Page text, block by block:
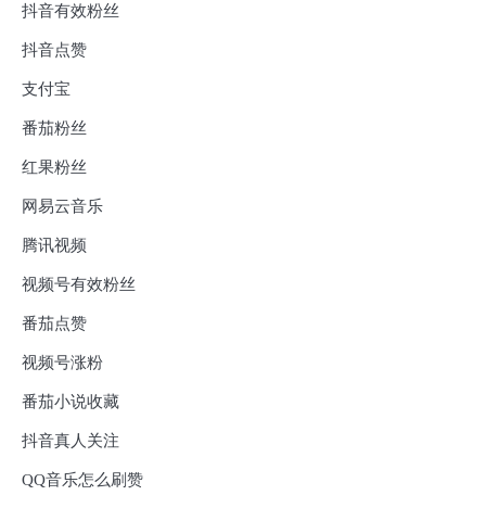
抖音有效粉丝
抖音点赞
支付宝
番茄粉丝
红果粉丝
网易云音乐
腾讯视频
视频号有效粉丝
番茄点赞
视频号涨粉
番茄小说收藏
抖音真人关注
QQ音乐怎么刷赞